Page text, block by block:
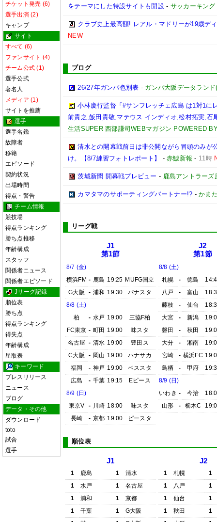
チケット発売 (6)
選手出演 (2)
キャンプ
サイト
すべて (6)
ファンサイト (4)
チーム公式 (1)
選手公式
著名人
メディア (1)
サイトを推薦
選手
選手名鑑
故障者
移籍
エピソード
契約状況
出場時間
得点・警告
チーム情報
競技場
得点ランキング
勝ち点推移
年齢構成
スタッフ
関係者ニュース
関係者エピソード
Jリーグ記録
順位表
勝ち点
得点ランキング
得失点
年齢構成
星取表
キーワード
プレスリリース
ニュース
ブログ
データ・その他
ダウンロード
toto
試合
選手
をテーマにした特設サイトも開設 - サッカーキング
クラブ史上最高額! レアル・マドリーが19歳デ
NEW
ブログ
26/27年ガンバ色別表 - ガンバ大阪データラン
小林慶行監督「#サンフレッチェ広島 は1対1に
前貴之,飯田貴敬,マテウス インディオ,松村拓実,石
生活SUPER 西部謙司WEBマガジン POWERED
清水との開幕戦前日は非公開ながら冒頭のみが
け。【8/7練習フォトレポート】
-赤鯱新報 - 11時
茨城新聞 開幕戦プレビュー - 鹿島アントラーズ
カマタマのサポーティングパートナー!? -かま
リーグ戦
J1
第1節
8/7 (金)
横浜FM - 鹿島 19:25 MUFG国立
G大阪
- 浦和 19:30
パナスタ
8/8 (土)
柏
- 水戸 19:00
三協F柏
FC東京 - 町田 19:00
味スタ
名古屋 - 清水 19:00
豊田ス
C大阪
- 岡山 19:00
ハナサカ
福岡
- 神戸 19:00
ベススタ
広島
- 千葉 19:15
Eピース
8/9 (日)
東京V
- 川崎 18:00
味スタ
長崎
- 京都 19:00 ピースタ
J2
第1節
8/8 (土)
札幌
- 徳島
八戸
- 富山
藤枝
- 仙台
大宮
- 新潟
磐田
- 秋田
大分
- 湘南
宮崎
- 横浜FC
鳥栖
- 甲府
8/9 (日)
いわき - 今治
山形
- 栃木C
順位表
J1
1 鹿島 1
清水
1
水戸 1
名古屋
1
浦和 1
京都
1
千葉 1
G大阪
J2
1 札幌
1
1
八戸
1
1
仙台
1
1
秋田
1